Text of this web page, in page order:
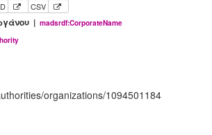
CSV
| madsrdf:CorporateName
organizations/1094501184